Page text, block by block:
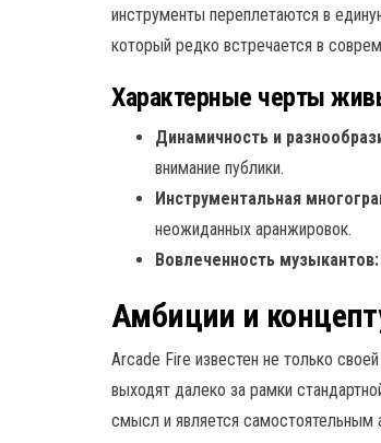
инструменты переплетаются в
который редко встречается в
Характерные черты
Динамичность и
внимание публики.
Инструментальная
неожиданных аранжировок.
Вовлеченность музыкантов:
Амбиции и
Arcade Fire известен не только
выходят далеко за рамки
смысл и является самостоятельным